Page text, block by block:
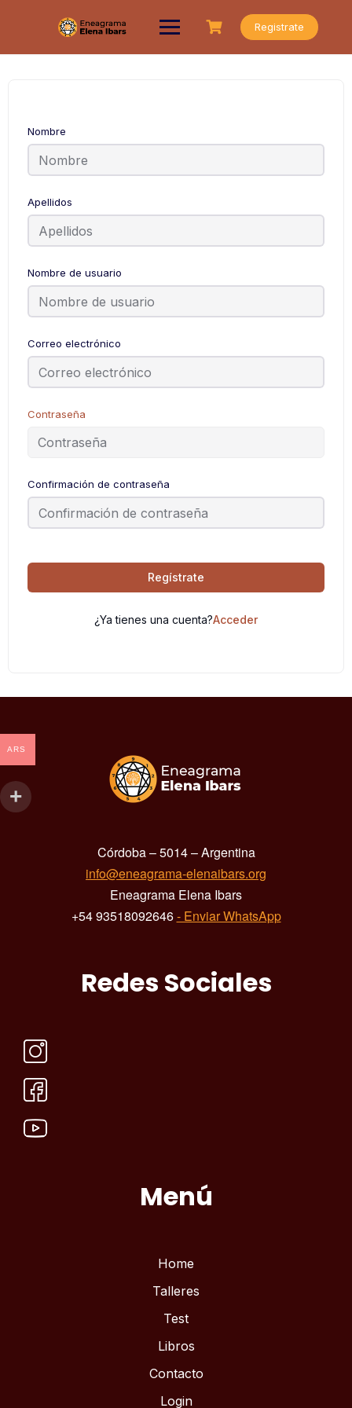
Registrate
Nombre
Apellidos
Nombre de usuario
Correo electrónico
Contraseña
Confirmación de contraseña
Regístrate
¿Ya tienes una cuenta?Acceder
Córdoba – 5014 – Argentina
info@eneagrama-elenaibars.org
Eneagrama Elena Ibars
+54 93518092646- Enviar WhatsApp
Redes Sociales
Menú
Home
Talleres
Test
Libros
Contacto
Login
ARS